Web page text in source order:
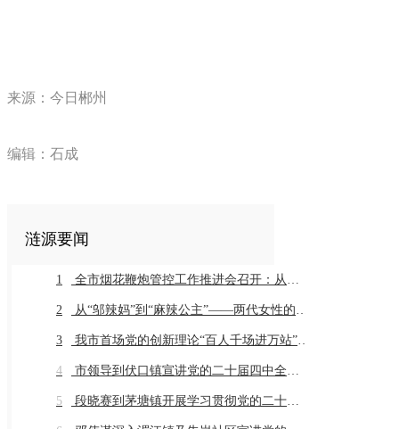
来源：今日郴州
编辑：石成
涟源要闻
1 全市烟花鞭炮管控工作推进会召开：从严从细抓好全链条管控推动工作常治长效
2 从“邬辣妈”到“麻辣公主”——两代女性的乡土奔赴与辣味传承
3 我市首场党的创新理论“百人千场进万站”示范宣讲在同兴村举行
4 市领导到伏口镇宣讲党的二十届四中全会精神
5 段晓赛到茅塘镇开展学习贯彻党的二十届四中全会精神市委宣讲团宣讲座谈活动